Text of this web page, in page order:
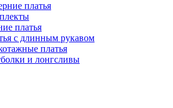
платья
платья
с длинным рукавом
платья
и лонгсливы